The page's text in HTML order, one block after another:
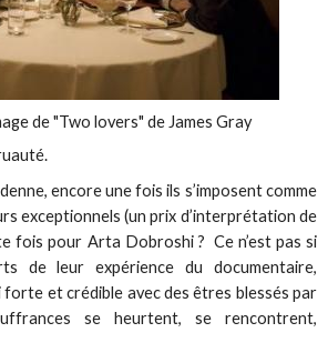
de "Two lovers" de James Gray
encore une fois ils s’imposent comme
exceptionnels (un prix d’interprétation de
fois pour Arta Dobroshi ? Ce n’est pas si
de leur expérience du documentaire,
et crédible avec des êtres blessés par
se heurtent, se rencontrent,